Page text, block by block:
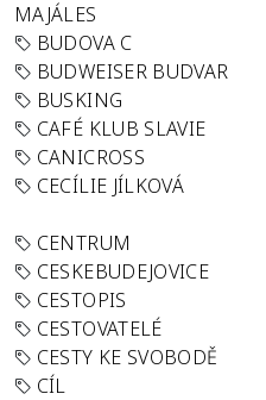
MAJÁLES
BUDOVA C
BUDWEISER BUDVAR
BUSKING
CAFÉ KLUB SLAVIE
CANICROSS
CECÍLIE JÍLKOVÁ
CENTRUM
CESKEBUDEJOVICE
CESTOPIS
CESTOVATELÉ
CESTY KE SVOBODĚ
CÍL